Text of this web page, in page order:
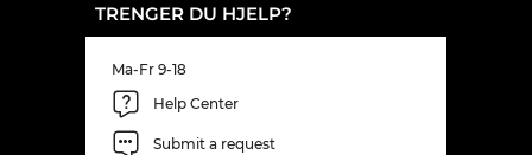
TRENGER DU HJELP?
Ma-Fr 9-18
Help Center
Submit a request